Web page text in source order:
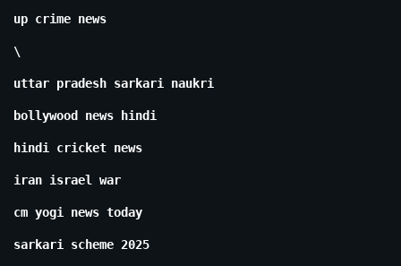
up crime news
\
uttar pradesh sarkari naukri
bollywood news hindi
hindi cricket news
iran israel war
cm yogi news today
sarkari scheme 2025